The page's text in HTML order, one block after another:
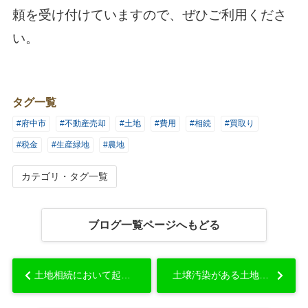
頼を受け付けていますので、ぜひご利用くださ
い。
タグ一覧
#府中市 #不動産売却 #土地 #費用 #相続 #買取り
#税金 #生産緑地 #農地
カテゴリ・タグ一覧
ブログ一覧ページへもどる
土地相続において起きるトラブルにはどのようなものがある？... 土壌汚染がある土地の売却方法について解説！...